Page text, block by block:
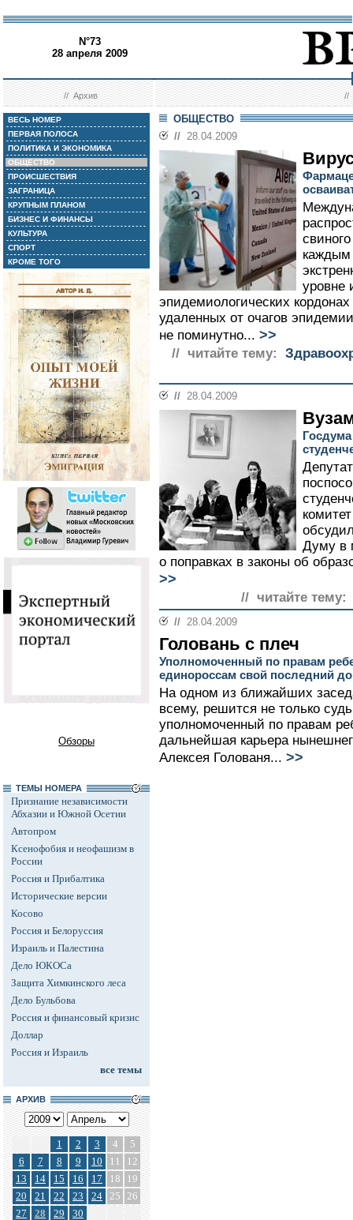
N°73
28 апреля 2009
//Архив //
ВЕСЬ НОМЕР
ПЕРВАЯ ПОЛОСА
ПОЛИТИКА И ЭКОНОМИКА
ОБЩЕСТВО
ПРОИСШЕСТВИЯ
ЗАГРАНИЦА
КРУПНЫМ ПЛАНОМ
БИЗНЕС И ФИНАНСЫ
КУЛЬТУРА
СПОРТ
КРОМЕ ТОГО
Обзоры
ТЕМЫ НОМЕРА
Признание независимости
Абхазии и Южной Осетии
Автопром
Ксенофобия и неофашизм в
России
Россия и Прибалтика
Исторические версии
Косово
Россия и Белоруссия
Израиль и Палестина
Дело ЮКОСа
Защита Химкинского леса
Дело Бульбова
Россия и финансовый кризис
Доллар
Россия и Израиль
все темы
АРХИВ
1 2 3 4
5
6
7 8 9 10 11
12
13
14 15 16 17 18
19
20
21 22 23 24 25 26
27
28 29 30
ОБЩЕСТВО
// 28.04.2009
уровне
эпидемиологических
удаленных от очагов
не поминутно... >>
// читайте тему:
// 28.04.2009
Думу в
о поправках в законы об
>>
// читайте тему:
// 28.04.2009
Головань с плеч
Уполномоченный по правам
единороссам свой последний
На одном из ближайших
всему, решится не только
уполномоченный по правам
дальнейшая карьера
Алексея Голованя... >>